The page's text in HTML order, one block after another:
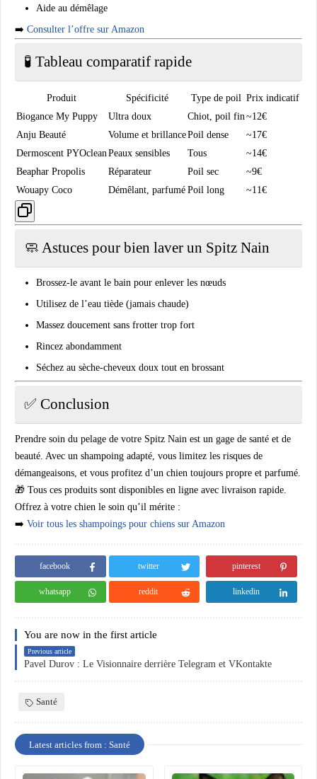
Aide au démêlage
➡️ Consulter l’offre sur Amazon
🧪 Tableau comparatif rapide
Produit Spécificité Type de poil Prix indicatif
Biogance My Puppy
Ultra doux Chiot, poil fin~12€
Anju Beauté
Volume et brillancePoil dense
~17€
Dermoscent PYOcleanPeaux sensibles Tous
~14€
Beaphar Propolis
Réparateur Poil sec
~9€
Wouapy Coco
Démêlant, parfumé Poil long ~11€
🧼 Astuces pour bien laver un Spitz Nain
Brossez-le avant le bain pour enlever les nœuds
Utilisez de l’eau tiède (jamais chaude)
Massez doucement sans frotter trop fort
Rincez abondamment
Séchez au sèche-cheveux doux tout en brossant
✅ Conclusion
Prendre soin du pelage de votre Spitz Nain est un gage de santé et de
beauté. Avec un shampoing adapté, vous limitez les risques de
démangeaisons, et vous profitez d’un chien toujours propre et parfumé.
🎁 Tous ces produits sont disponibles en ligne avec livraison rapide.
Offrez à votre chien le soin qu’il mérite :
➡️ Voir tous les shampoings pour chiens sur Amazon
facebook twitter pinterest
whatsapp reddit linkedin
You are now in the first article
Previous article
Pavel Durov : Le Visionnaire derrière Telegram et VKontakte
Santé
Latest articles from : Santé